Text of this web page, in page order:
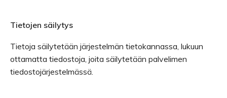
Tietojen säilytys
Tietoja säilytetään järjestelmän tietokannassa, lukuun
ottamatta tiedostoja, joita säilytetään palvelimen
tiedostojärjestelmässä.